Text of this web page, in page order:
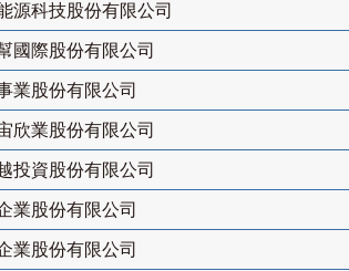
源科技股份有限公司
國際股份有限公司
業股份有限公司
欣業股份有限公司
投資股份有限公司
業股份有限公司
業股份有限公司